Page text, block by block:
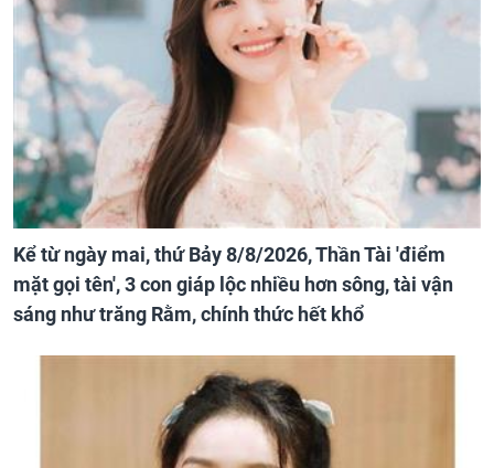
Kể từ ngày mai, thứ Bảy 8/8/2026, Thần Tài 'điểm
mặt gọi tên', 3 con giáp lộc nhiều hơn sông, tài vận
sáng như trăng Rằm, chính thức hết khổ